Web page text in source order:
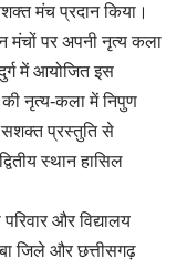
मंच प्रदान किया।
मंचों पर अपनी नृत्य कला
में आयोजित इस
की नृत्य-कला में निपुण
प्रस्तुति से
स्थान हासिल
और विद्यालय
जिले और छत्तीसगढ़